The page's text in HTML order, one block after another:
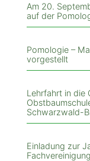
Am 20.
auf der
Pomologie –
vorgestellt
Lehrfahrt in die
Schwarzwald-
Einladung zur